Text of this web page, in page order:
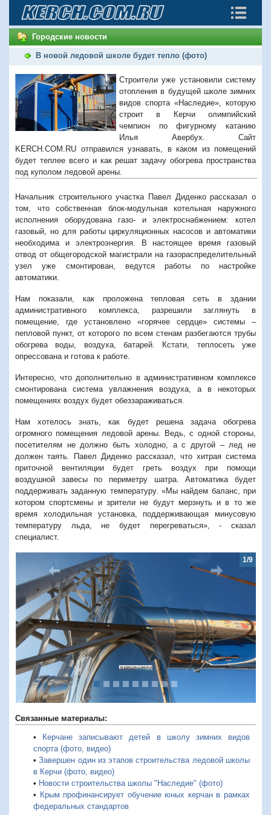
Городские новости
В новой ледовой школе будет тепло (фото)
Строители уже установили систему
отопления в будущей школе зимних
видов спорта «Наследие», которую
строит в Керчи олимпийский
чемпион по фигурному катанию
Илья Авербух. Сайт
KERCH.COM.RU отправился узнавать, в каком из помещений
будет теплее всего и как решат задачу обогрева пространства
под куполом ледовой арены.
Начальник строительного участка Павел Диденко рассказал о
том, что собственная блок-модульная котельная наружного
исполнения оборудована газо- и электроснабжением: котел
газовый, но для работы циркуляционных насосов и автоматики
необходима и электроэнергия. В настоящее время газовый
отвод от общегородской магистрали на газораспределительный
узел уже смонтирован, ведутся работы по настройке
автоматики.
Нам показали, как проложена тепловая сеть в здании
административного комплекса, разрешили заглянуть в
помещение, где установлено «горячее сердце» системы –
пепловой пункт, от которого по всем стенам разбегаются трубы
обогрева воды, воздуха, батарей. Кстати, теплосеть уже
опрессована и готова к работе.
Интересно, что дополнительно в административном комплексе
смонтирована система увлажнения воздуха, а в некоторых
помещениях воздух будет обеззараживаться.
Нам хотелось знать, как будет решена задача обогрева
огромного помещения ледовой арены. Ведь, с одной стороны,
посетителям не должно быть холодно, а с другой – лед не
должен таять. Павел Диденко рассказал, что хитрая система
приточной вентиляции будет греть воздух при помощи
воздушной завесы по периметру шатра. Автоматика будет
поддерживать заданную температуру. «Мы найдем баланс, при
котором спортсмены и зрители не будут мерзнуть и в то же
время холодильная установка, поддерживающая минусовую
температуру льда, не будет перегреваться», - сказал
специалист.
1/9
Предыдущий
Связанные материалы:
•
Керчане записывают детей в школу зимних видов
спорта (фото, видео)
•Завершен один из этапов строительства ледовой школы
в Керчи (фото, видео)
• Новости строительства школы "Наследие" (фото)
• Крым профинансирует обучение юных керчан в рамках
федеральных стандартов